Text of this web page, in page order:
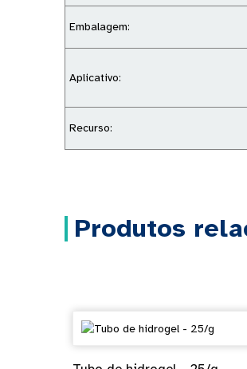
Embalagem:
Aplicativo:
Recurso:
Produtos